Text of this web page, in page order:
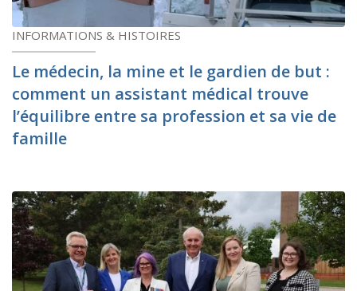
INFORMATIONS & HISTOIRES
Le médecin, la mine et le gardien de but :
comment un assistant médical trouve
l’équilibre entre sa profession et sa vie de
famille